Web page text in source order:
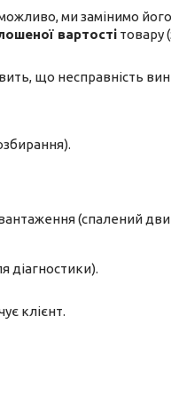
ми замінимо
вартості товару
що несправність
(спалений
діагностики).
клієнт.